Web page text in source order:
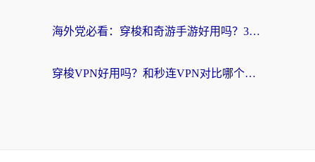
海外党必看：穿梭和奇游手游好用吗？3步选对回国加速器，流畅看CCTV5海外直播
穿梭VPN好用吗？和秒连VPN对比哪个回国效果更好？海外党亲测实用指南